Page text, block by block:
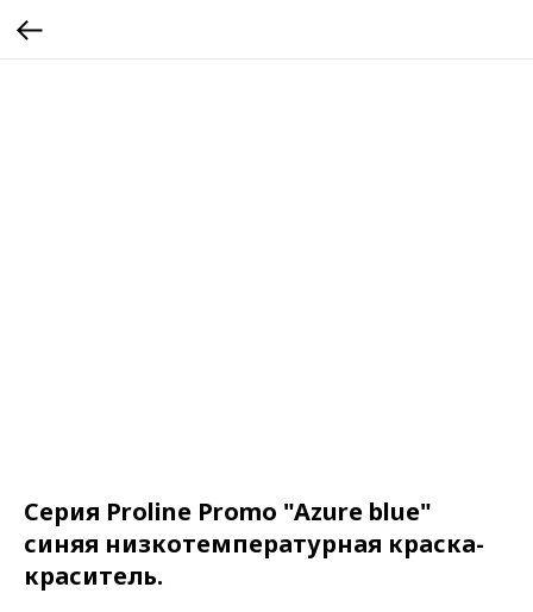
Серия Proline Promo "Azure blue"
синяя низкотемпературная краска-
краситель.